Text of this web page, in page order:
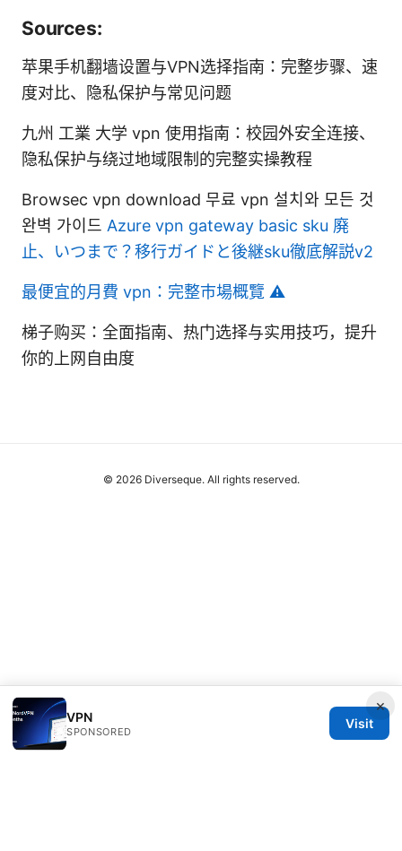
Sources:
苹果手机翻墙设置与VPN选择指南：完整步骤、速
度对比、隐私保护与常见问题
九州 工業 大学 vpn 使用指南：校园外安全连接、
隐私保护与绕过地域限制的完整实操教程
Browsec vpn download 무료 vpn 설치와 모든 것
완벽 가이드 Azure vpn gateway basic sku 廃
止、いつまで？移行ガイドと後継sku徹底解説v2
最便宜的月費 vpn：完整市場概覽 ⚠️
梯子购买：全面指南、热门选择与实用技巧，提升
你的上网自由度
×
VPN
SPONSORED
Visit
© 2026 Diverseque. All rights reserved.